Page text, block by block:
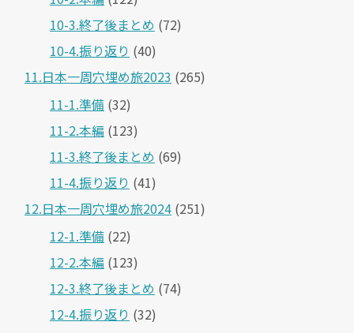
10-3.終了後まとめ (72)
10-4.振り返り (40)
11.日本一周穴埋め旅2023 (265)
11-1.準備 (32)
11-2.本編 (123)
11-3.終了後まとめ (69)
11-4.振り返り (41)
12.日本一周穴埋め旅2024 (251)
12-1.準備 (22)
12-2.本編 (123)
12-3.終了後まとめ (74)
12-4.振り返り (32)